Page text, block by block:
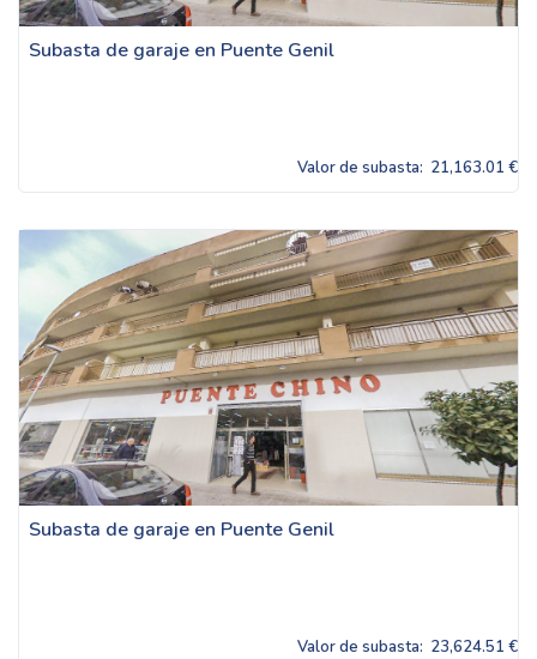
Subasta de garaje en Puente Genil
Valor de subasta: 21,163.01 €
Subasta de garaje en Puente Genil
Valor de subasta: 23,624.51 €